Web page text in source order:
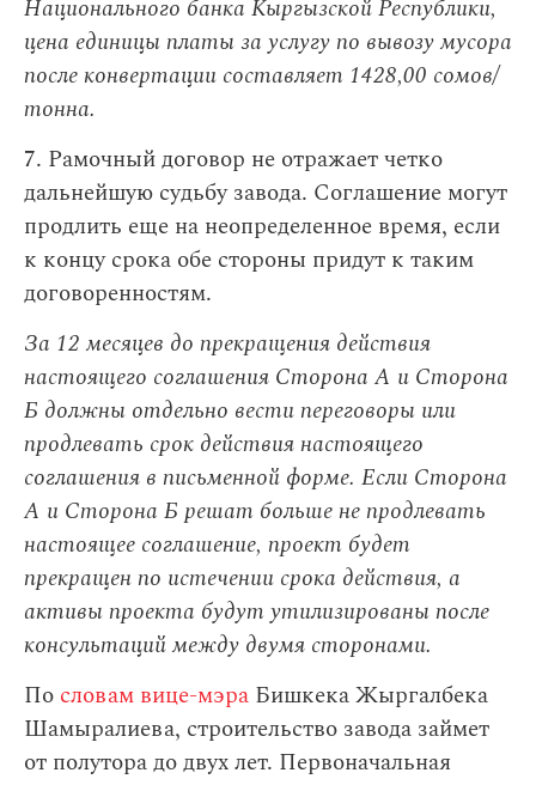
Национального банка Кыргызской Республики,
цена единицы платы за услугу по вывозу мусора
после конвертации составляет 1428,00 сомов/
тонна.
7. Рамочный договор не отражает четко
дальнейшую судьбу завода. Соглашение могут
продлить еще на неопределенное время, если
к концу срока обе стороны придут к таким
договоренностям.
За 12 месяцев до прекращения действия
настоящего соглашения Сторона А и Сторона
Б должны отдельно вести переговоры или
продлевать срок действия настоящего
соглашения в письменной форме. Если Сторона
А и Сторона Б решат больше не продлевать
настоящее соглашение, проект будет
прекращен по истечении срока действия, а
активы проекта будут утилизированы после
консультаций между двумя сторонами.
По словам вице-мэра Бишкека Жыргалбека
Шамыралиева, строительство завода займет
от полутора до двух лет. Первоначальная